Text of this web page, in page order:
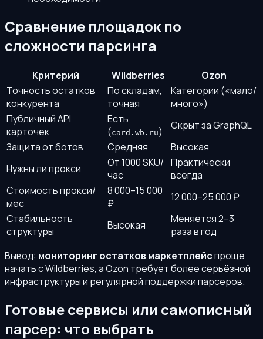
Сравнение площадок по
сложности парсинга
Критерий Wildberries
Ozon
Точность остатков
конкурента
По складам,
точная
Категории («мало/
много»)
Публичный API
карточек
Есть
(card.wb.ru)
Скрыт за GraphQL
Защита от ботов
Средняя
Высокая
Нужны ли прокси
От 1000 SKU/
час
Практически
всегда
Стоимость прокси/
мес
8 000–15 000
₽
12 000–25 000 ₽
Стабильность
структуры
Высокая
Меняется 2–3
раза в год
Вывод: мониторинг остатков маркетплейспроще
начать с Wildberries, а Ozon требует более серьёзной
инфраструктуры и регулярной поддержки парсеров.
Готовые сервисы или самописный
парсер: что выбрать